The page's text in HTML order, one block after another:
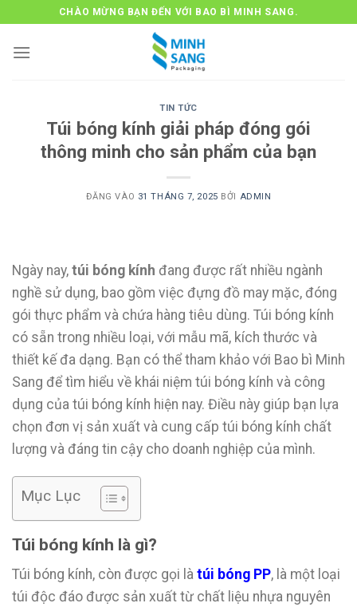
qua
nội
CHÀO MỪNG BẠN ĐẾN VỚI BAO BÌ MINH SANG.
TIN TỨC
Túi bóng kính giải pháp đóng gói
thông minh cho sản phẩm của bạn
ĐĂNG VÀO 31 THÁNG 7, 2025 BỞI ADMIN
Ngày nay, túi bóng kính đang được rất nhiều ngành
nghề sử dụng, bao gồm việc đựng đồ may mặc, đóng
gói thực phẩm và chứa hàng tiêu dùng. Túi bóng kính
có sẵn trong nhiều loại, với mẫu mã, kích thước và
thiết kế đa dạng. Bạn có thể tham khảo với Bao bì Minh
Sang để tìm hiểu về khái niệm túi bóng kính và công
dụng của túi bóng kính hiện nay. Điều này giúp bạn lựa
chọn đơn vị sản xuất và cung cấp túi bóng kính chất
lượng và đáng tin cậy cho doanh nghiệp của mình.
Mục Lục
Túi bóng kính là gì?
Túi bóng kính, còn được gọi là túi bóng PP, là một loại
túi độc đáo được sản xuất từ chất liệu nhựa nguyên